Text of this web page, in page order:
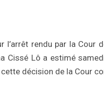
l’arrêt rendu par la Cour
Cissé Lô a estimé
décision de la Cour